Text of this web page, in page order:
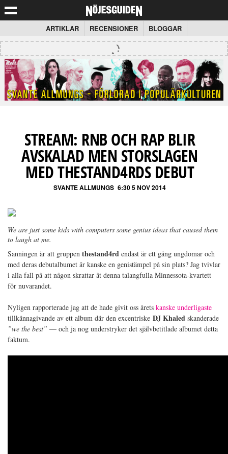
ARTIKLAR RECENSIONER BLOGGAR
STREAM: RNB OCH RAP BLIR
AVSKALAD MEN STORSLAGEN
MED THESTAND4RDS DEBUT
SVANTE ALLMUNGS 6:30 5 NOV 2014
We are just some kids with computers some genius ideas that caused them
to laugh at me.
Sanningen är att gruppen thestand4rd endast är ett gäng ungdomar och
med deras debutalbumet är kanske en genistämpel på sin plats? Jag tvivlar
i alla fall på att någon skrattar åt denna talangfulla Minnessota-kvartett
för nuvarandet.
Nyligen rapporterade jag att de hade givit oss årets kanske underligaste
tillkännagivande av ett album där den excentriske DJ Khaled skanderade
”we the best” — och ja nog understryker det självbetitlade albumet detta
faktum.